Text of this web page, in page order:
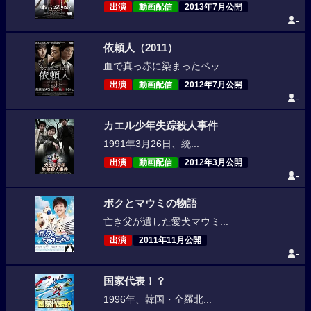
出演 動画配信 2013年7月公開
-
依頼人（2011）
血で真っ赤に染まったベッ...
出演 動画配信 2012年7月公開
-
カエル少年失踪殺人事件
1991年3月26日、統...
出演 動画配信 2012年3月公開
-
ボクとマウミの物語
亡き父が遺した愛犬マウミ...
出演 2011年11月公開
-
国家代表！？
1996年、韓国・全羅北...